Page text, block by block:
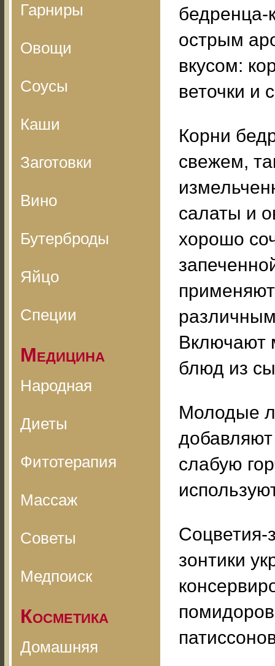
Гарниры
Овощи
Соусы
Каши
Заготовки
Вино
Бутерброды
Яйцо
Специи
Медицина
Народная
Диеты
Фитотерапия
Массаж
Советы
Медпоиск
Косметика
Домашняя
острым
вкусом:
веточки и
Корни
свежем,
салаты и
хорошо
Включают
блюд из
Молодые
слабую
Соцветия-
зонтики